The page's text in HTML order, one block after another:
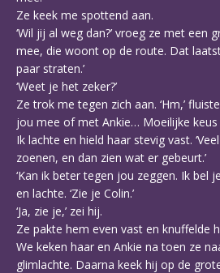
Ze keek me spottend aan.
‘Wil jij al weg dan?’ vroeg ze met een
mee, die woont op de route. Dat
paar straten.’
‘Weet je het zeker?’
Ze trok me tegen zich aan. ‘Hm,’
jou mee of met Ankie… Moeilijke keus
Ik lachte en hield haar stevig vast.
zoenen, en dan zien wat er gebeurt.’
‘Kan ik beter tegen jou zeggen. Ik bel
en lachte. ‘Zie je Colin.’
‘Ja, zie je,’ zei hij.
Ze pakte hem even vast en knuffelde
We keken haar en Ankie na toen ze
glimlachte. Daarna keek hij op de